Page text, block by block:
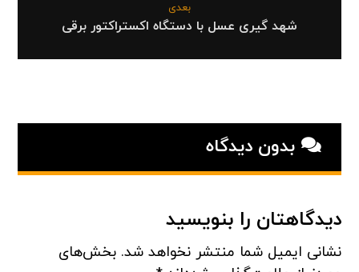
بعدی
شهد گیری عسل با دستگاه اکستراکتور برقی
بدون دیدگاه
دیدگاهتان را بنویسید
نشانی ایمیل شما منتشر نخواهد شد. بخش‌های